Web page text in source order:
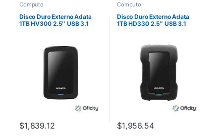
Computo
Disco Duro Externo Adata
1TB HV300 2.5″ USB 3.1
$1,839.12
Computo
Disco Duro Externo Adata
1TB HD330 2.5″ USB 3.1
$1,956.54